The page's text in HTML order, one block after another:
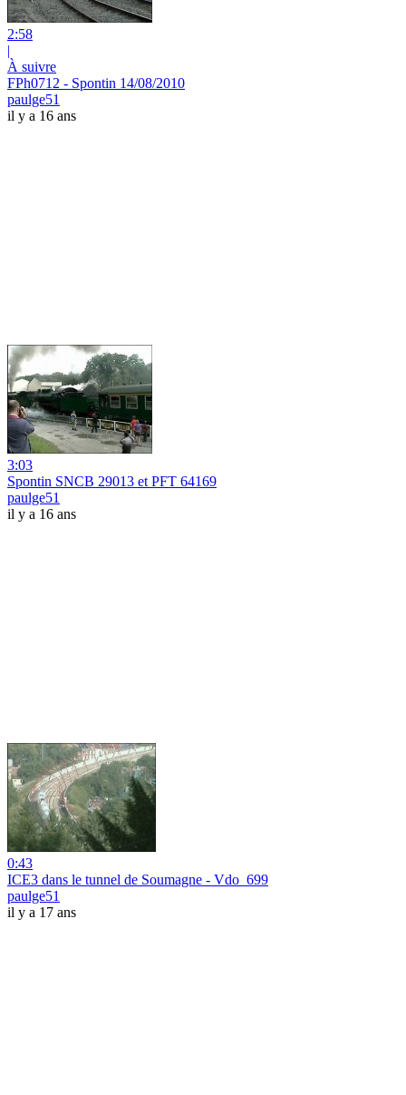
2:58
|
À suivre
FPh0712 - Spontin 14/08/2010
paulge51
il y a 16 ans
3:03
Spontin SNCB 29013 et PFT 64169
paulge51
il y a 16 ans
0:43
ICE3 dans le tunnel de Soumagne - Vdo_699
paulge51
il y a 17 ans